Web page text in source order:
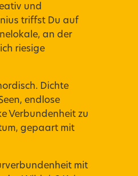
und
triffst Du auf
an der
riesige
Dichte
endlose
Verbundenheit zu
gepaart mit
mit